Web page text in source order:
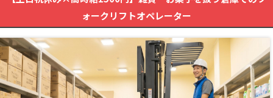
ォークリフトオペレーター